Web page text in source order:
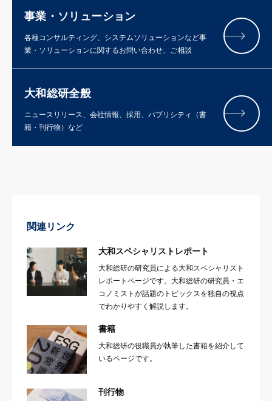
事業・ソリューション
各種コンサルティング、システムソリューションなど事
業・ソリューションに関するお問い合わせ、ご相談
大和総研全般
ニュースリリース、会社情報、採用、パブリシティ（書
籍・刊行物）など
関連リンク
大和スペシャリストレポート
大和総研の研究員による大和スペシャリスト
レポートページです。大和総研の研究員・エ
コノミストが話題のトピックスを独自の視点
でわかりやすく解説します。
書籍
大和総研の役職員が執筆した書籍を紹介して
いるページです。
刊行物